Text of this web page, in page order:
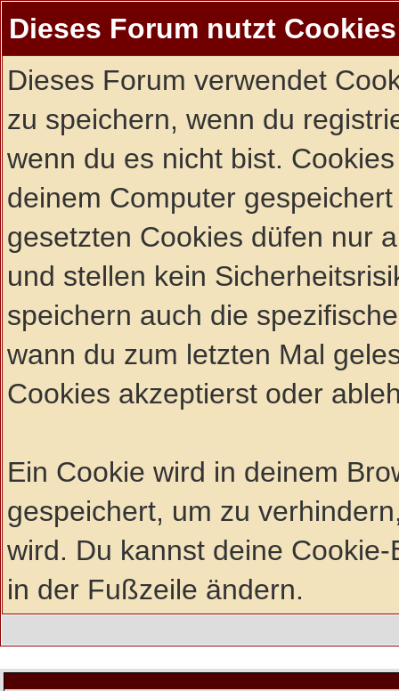
Dieses Forum nutzt Cookies
Dieses Forum verwendet
zu speichern, wenn du
wenn du es nicht bist.
deinem Computer
gesetzten Cookies düfen nur
und stellen kein
speichern auch die
wann du zum letzten Mal
Cookies akzeptierst oder
Ein Cookie wird in deinem
gespeichert, um zu
wird. Du kannst deine
in der Fußzeile ändern.